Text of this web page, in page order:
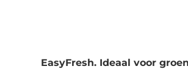
EasyFresh. Ideaal voor